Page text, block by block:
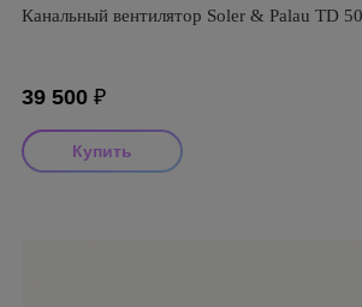
Канальный вентилятор Soler & Palau TD
39 500 ₽